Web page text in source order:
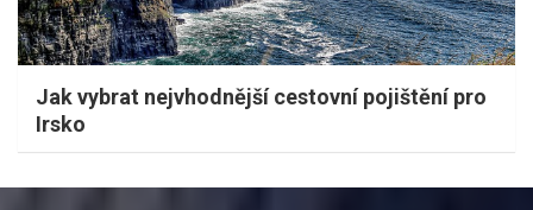
Jak vybrat nejvhodnější cestovní pojištění pro
Irsko